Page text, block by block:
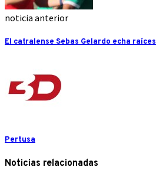
noticia anterior
El catralense Sebas Gelardo echa raíces
Pertusa
Noticias relacionadas